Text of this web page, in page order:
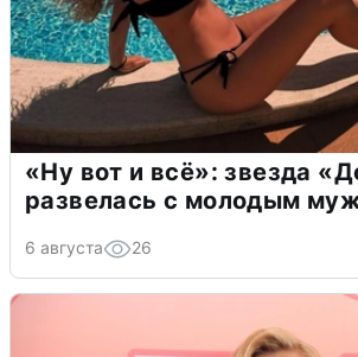
«Ну вот и всё»: звезда
развелась с молодым
6 августа 26